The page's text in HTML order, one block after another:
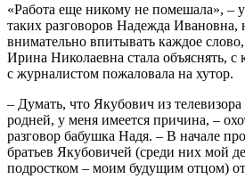
«Работа еще никому не помешала», –
таких разговоров Надежда Ивановна,
внимательно впитывать каждое
Ирина Николаевна стала объяснять, с
с журналистом пожаловала на хутор.
– Думать, что Якубович из
родней, у меня имеется причина, –
разговор бабушка Надя. – В начале
братьев Якубовичей (среди них мой
подростком – моим будущим отцом)